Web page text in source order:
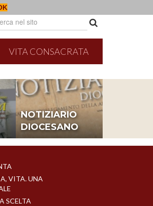
VITA CONSACRATA
NOTIZIARIO
DIOCESANO
VITA. UNA
SCELTA